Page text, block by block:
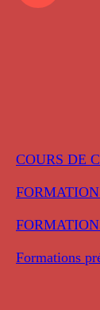
COURS DE
Formations